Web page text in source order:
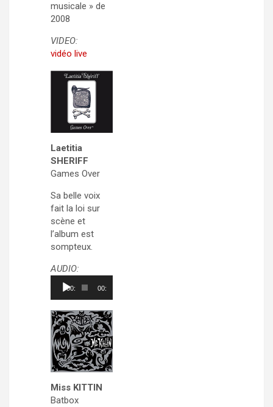
musicale » de
2008
VIDEO:
vidéo live
Laetitia
SHERIFF
Games Over
Sa belle voix
fait la loi sur
scène et
l’album est
sompteux.
AUDIO:
Lecteur
audio00:00 00:00
Miss KITTIN
Batbox